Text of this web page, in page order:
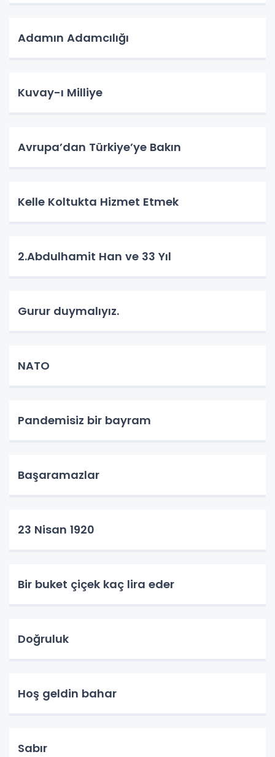
Adamın Adamcılığı
Kuvay-ı Milliye
Avrupa’dan Türkiye’ye Bakın
Kelle Koltukta Hizmet Etmek
2.Abdulhamit Han ve 33 Yıl
Gurur duymalıyız.
NATO
Pandemisiz bir bayram
Başaramazlar
23 Nisan 1920
Bir buket çiçek kaç lira eder
Doğruluk
Hoş geldin bahar
Sabır